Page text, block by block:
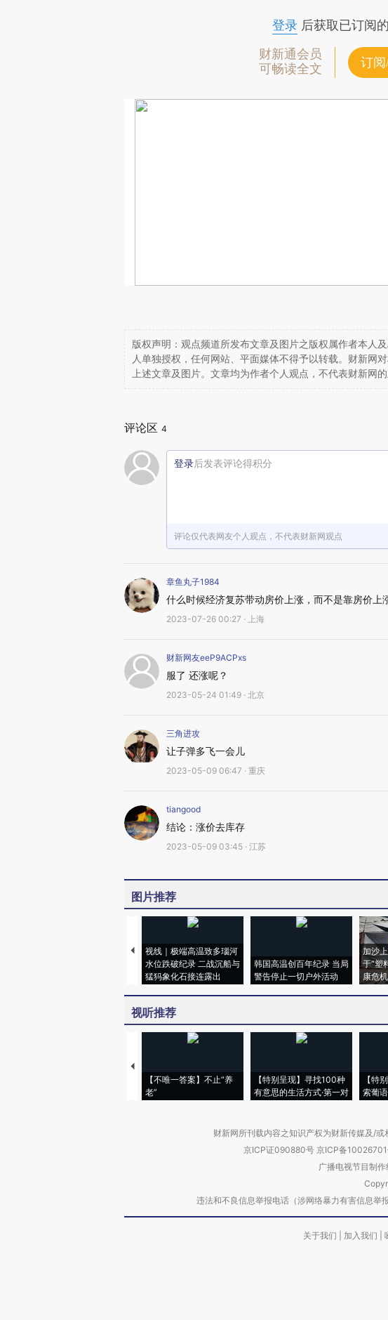
登录后获取已订阅
财新通会员
可畅读全文
订
版权声明：观点频道所发布文章及图片之版权属作者本人
人单独授权，任何网站、平面媒体不得予以转载。财新网
上述文章及图片。文章均为作者个人观点，不代表财新网的
评论区 4
登录后发表评论得积分
评论仅代表网友个人观点，不代表财新网观点
章鱼丸子1984
什么时候经济复苏带动房价上涨，而不是靠房价上
2023-07-26 00:27 · 上海
财新网友eeP9ACPxs
服了 还涨呢？
2023-05-24 01:49 · 北京
三角进攻
让子弹多飞一会儿
2023-05-09 06:47 · 重庆
tiangood
结论：涨价去库存
2023-05-09 03:45 · 江苏
图片推荐
视线｜极端高温致多瑙河
水位跌破纪录 二战沉船与
猛犸象化石接连露出
韩国高温创百年纪录 当局
警告停止一切户外活动
加沙
于“塑
康危机
视听推荐
【不唯一答案】不止“养
老”
【特别呈现】寻找100种
有意思的生活方式·第一对
【特
索葡
财新网所刊载内容之知识产权为财新传媒及/
京ICP证090880号 京ICP备
广播电视节目制
违法和不良信息举报电话（涉网络暴力有害信息
关于我们 加入我们